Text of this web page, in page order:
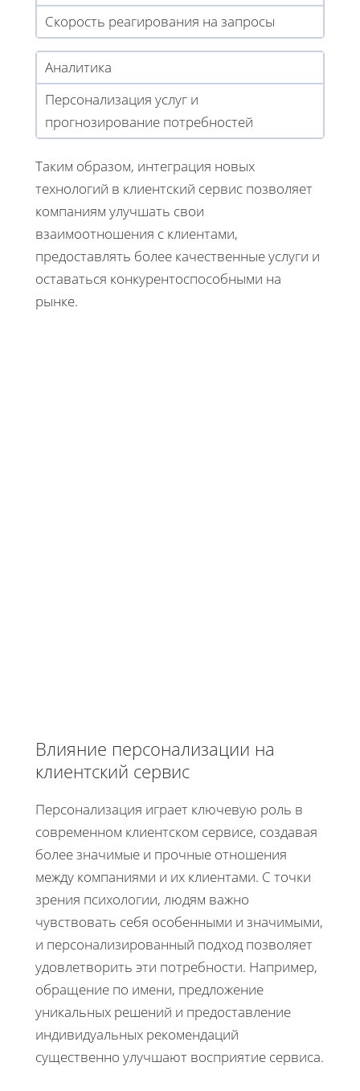
Скорость реагирования на запросы
Аналитика
Персонализация услуг и
прогнозирование потребностей
Таким образом, интеграция новых
технологий в клиентский сервис позволяет
компаниям улучшать свои
взаимоотношения с клиентами,
предоставлять более качественные услуги и
оставаться конкурентоспособными на
рынке.
Влияние персонализации на
клиентский сервис
Персонализация играет ключевую роль в
современном клиентском сервисе, создавая
более значимые и прочные отношения
между компаниями и их клиентами. С точки
зрения психологии, людям важно
чувствовать себя особенными и значимыми,
и персонализированный подход позволяет
удовлетворить эти потребности. Например,
обращение по имени, предложение
уникальных решений и предоставление
индивидуальных рекомендаций
существенно улучшают восприятие сервиса.